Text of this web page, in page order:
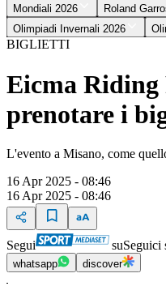
Mondiali 2026 Roland
Olimpiadi Invernali 2026
BIGLIETTI
Eicma Riding
prenotare i
L'evento a Misano, come
16 Apr 2025 - 08:46
16 Apr 2025 - 08:46
Segui suSeguici
whatsapp discover